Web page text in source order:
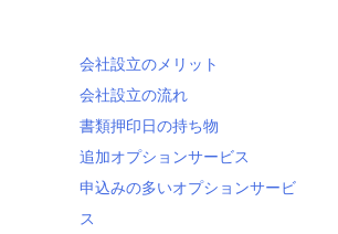
会社設立のメリット
会社設立の流れ
書類押印日の持ち物
追加オプションサービス
申込みの多いオプションサービ
ス